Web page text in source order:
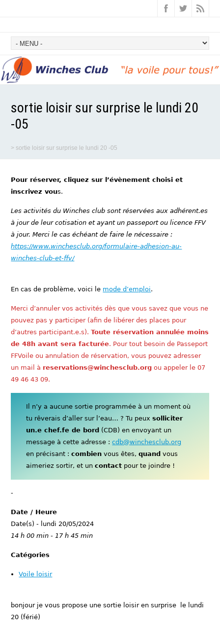
sortie loisir sur surprise le lundi 20
-05
> sortie loisir sur surprise le lundi 20 -05
Pour réserver, cliquez sur l’évènement choisi et
inscrivez vous.
Les activités du Winches club sont réservées aux adhérent.es
à jour de leur cotisation et ayant un passeport ou licence FFV
à jour. Merci le cas échéant de faire le nécessaire :
https://www.winchesclub.org/formulaire-adhesion-au-
winches-club-et-ffv/
En cas de problème, voici le mode d’emploi.
Merci d’annuler vos activités dès que vous savez que vous ne
pouvez pas y participer (afin de libérer des places pour
d’autres participant.e.s).Toute réservation annulée moins
de 48h avant sera facturée. Pour tout besoin de Passeport
FFVoile ou annulation de réservation, vous pouvez adresser
un mail à reservations@winchesclub.org ou appeler le 07
49 46 43 09.
Il n’y a aucune sortie programmée à un moment où
tu rêverais d’aller sur l’eau… ? Tu peuxsolliciter
un.e chef.fe de bord (CDB) en envoyant un
message à cette adresse :cdb@winchesclub.org
en précisant :combien vous êtes,quand vous
aimeriez sortir, et uncontact pour te joindre !
-
Date / Heure
Date(s) - lundi 20/05/2024
14 h 00 min - 17 h 45 min
Catégories
Voile loisir
bonjour je vous propose une sortie loisir en surprise le lundi
20 (férié)